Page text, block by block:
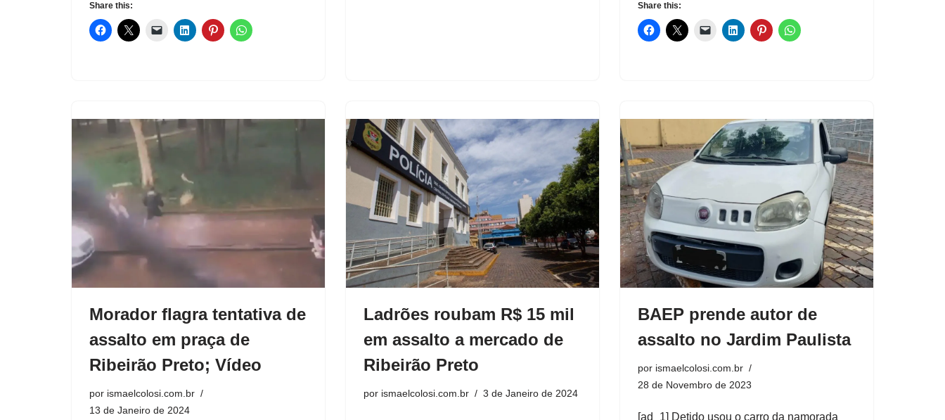
Share this: Share this:
Morador flagra tentativa de
assalto em praça de
Ribeirão Preto; Vídeo
por ismaelcolosi.com.br
13 de Janeiro de 2024
Ladrões roubam R$ 15 mil
em assalto a mercado de
Ribeirão Preto
por ismaelcolosi.com.br 3 de Janeiro de 2024
BAEP prende autor de
assalto no Jardim Paulista
por ismaelcolosi.com.br
28 de Novembro de 2023
[ad_1] Detido usou o carro da namorada